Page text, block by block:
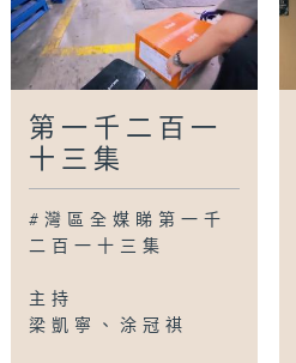
第一千二百一
十三集
#灣區全媒睇第一千
二百一十三集
主持
梁凱寧、涂冠祺